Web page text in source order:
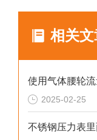
相关文
使用气体腰轮
2025-02-25
不锈钢压力表